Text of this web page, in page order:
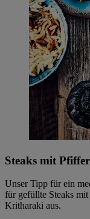
Steaks mit
Unser Tipp für ein
für gefüllte Steaks
Kritharaki aus.